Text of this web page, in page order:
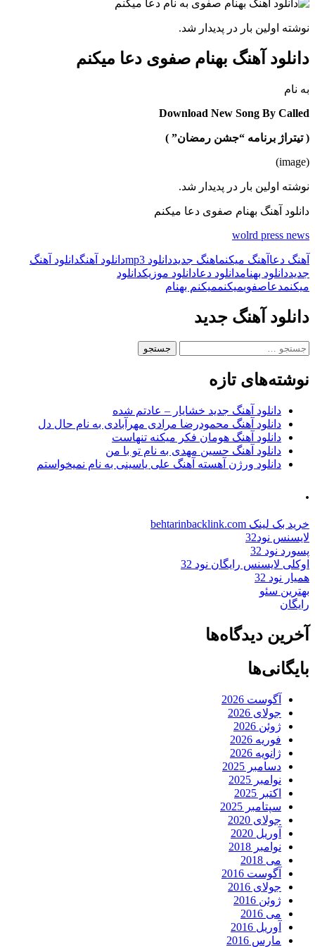
نوشته اولین بار در پدیدار شد.
دانلود آهنگ بهنام صفوی دعا میکنم
به نام
Download New Song By Called
( تیتراژ برنامه “جشن رمضان” )
(image)
نوشته اولین بار در پدیدار شد.
دانلود آهنگ بهنام صفوی دعا میکنم
wolrd press news
آهنگ دعا آهنگ میکنماهنگ جدیددانلود mp3 دانلود آهنگدانلود آهنگ
جدیددانلود بهنامدانلود دعادانلود موزیکدانلود
میکنمدعاصفویمیکنممیکنم بهنام
دانلود آهنگ جدید
جستجو
نوشته‌های تازه
دانلود آهنگ جدید خشایار – عادتم شده
دانلود آهنگ محمودرضا مرادی مهرآبادی به نام حال دل
دانلود آهنگ هومان فکر میکنه تنهاست
دانلود آهنگ حسین مهدی به نام تو با من
دانلود ورژن آهسته آهنگ علی یاسینی به نام نمیخواستم
.
خرید بک لینک behtarinbacklink.com
لایسنس نود32
پسورد نود 32
اوکلی لایسنس رایگان نود 32
همیار نود 32
بهترین سئو
رایگان
آخرین دیدگاه‌ها
بایگانی‌ها
آگوست 2026
جولای 2026
ژوئن 2026
فوریه 2026
ژانویه 2026
دسامبر 2025
نوامبر 2025
اکتبر 2025
سپتامبر 2025
جولای 2020
آوریل 2020
نوامبر 2018
می 2018
آگوست 2016
جولای 2016
ژوئن 2016
می 2016
آوریل 2016
مارس 2016